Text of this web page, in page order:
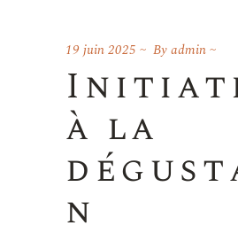
19 juin 2025 Byadmin
à la
n